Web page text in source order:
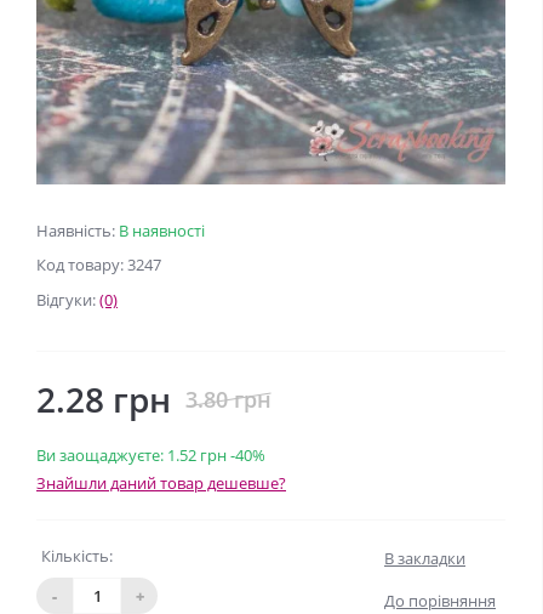
Наявність: В наявності
Код товару: 3247
Відгуки:(0)
2.28 грн 3.80 грн
Ви заощаджуєте: 1.52 грн-40%
Знайшли даний товар дешевше?
Кількість:
-
+
В закладки
До порівняння